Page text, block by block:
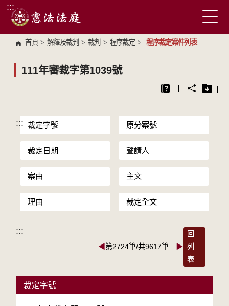
跳到主要內容區塊
:::
首頁 > 解釋及裁判 > 裁判 > 程序裁定 > 程序裁定案件列表
111年審裁字第1039號
::: 裁定字號 原分案號
裁定日期 聲請人
案由 主文
理由 裁定全文
:::
◀第2724筆/共9617筆 ▶
回
列
表
裁定字號